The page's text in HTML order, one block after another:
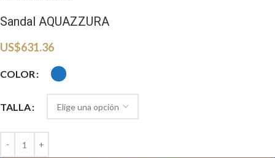
Sandal AQUAZZURA
US$631.36
COLOR
TALLA